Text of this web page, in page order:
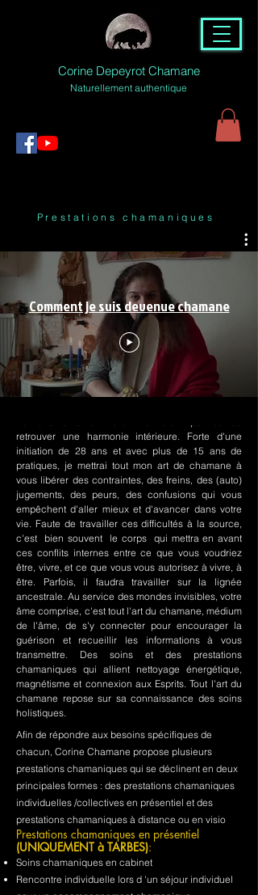
Corine Depeyrot Chamane
Naturellement authentique
Prestations chamaniques
Comment je suis devenue chamane
retrouver une harmonie intérieure. Forte d'une
initiation de 28 ans et avec plus de 15 ans de
pratiques, je mettrai tout mon art de chamane à
vous libérer des contraintes, des freins, des (auto)
jugements, des peurs, des confusions qui vous
empêchent d'aller mieux et d'avancer dans votre
vie. Faute de travailler ces difficultés à la source,
c'est bien souvent le corps qui mettra en avant
ces conflits internes entre ce que vous voudriez
être, vivre, et ce que vous vous autorisez à vivre, à
être. Parfois, il faudra travailler sur la lignée
ancestrale. Au service des mondes invisibles, votre
âme comprise, c'est tout l'art du chamane, médium
de l'âme, de s'y connecter pour encourager la
guérison et recueillir les informations à vous
transmettre. Des soins et des prestations
chamaniques qui allient nettoyage énergétique,
magnétisme et connexion aux Esprits. Tout l'art du
chamane repose sur sa connaissance des soins
holistiques.
Afin de répondre aux besoins spécifiques de
chacun, Corine Chamane propose plusieurs
prestations chamaniques qui se déclinent en deux
principales formes : des prestations chamaniques
individuelles /collectives en présentiel et des
prestations chamaniques à distance ou en visio
Prestations chamaniques en présentiel
(UNIQUEMENT à TARBES):
Soins chamaniques en cabinet
Rencontre individuelle lors d 'un séjour individuel